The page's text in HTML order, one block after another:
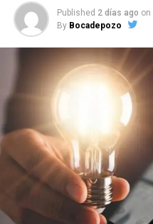
Published 2 días ago on
By Bocadepozo